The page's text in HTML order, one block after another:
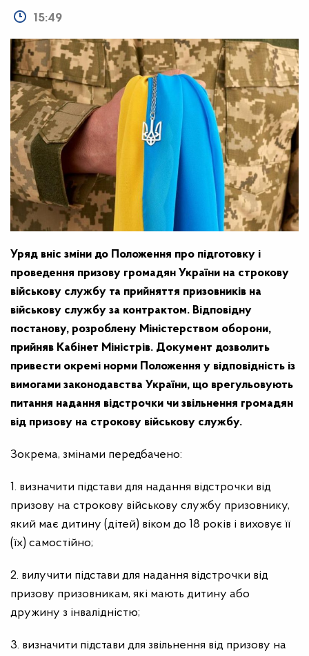
15:49
Уряд вніс зміни до Положення про підготовку і
проведення призову громадян України на строкову
військову службу та прийняття призовників на
військову службу за контрактом. Відповідну
постанову, розроблену Міністерством оборони,
прийняв Кабінет Міністрів. Документ дозволить
привести окремі норми Положення у відповідність із
вимогами законодавства України, що врегульовують
питання надання відстрочки чи звільнення громадян
від призову на строкову військову службу.
Зокрема, змінами передбачено:
1. визначити підстави для надання відстрочки від
призову на строкову військову службу призовнику,
який має дитину (дітей) віком до 18 років і виховує її
(їх) самостійно;
2. вилучити підстави для надання відстрочки від
призову призовникам, які мають дитину або
дружину з інвалідністю;
3. визначити підстави для звільнення від призову на